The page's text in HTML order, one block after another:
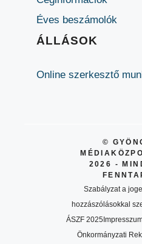
Éves beszámolók
ÁLLÁSOK
Online szerkesztő
©
2026 -
Szabályzat a
hozzászólásokkal
ÁSZF 2025
Önkormányzati